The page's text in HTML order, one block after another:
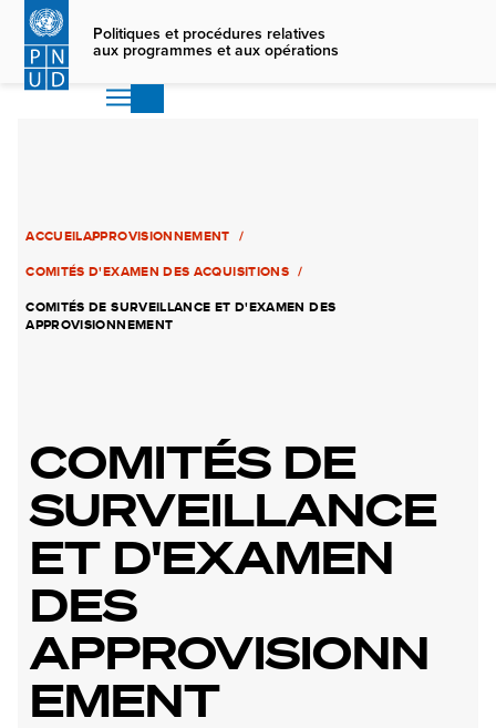
Skip
main
content
Politiques et procédures relatives
aux programmes et aux opérations
ACCUEILAPPROVISIONNEMENT
COMITÉS D'EXAMEN DES ACQUISITIONS
COMITÉS DE SURVEILLANCE ET D'EXAMEN DES
APPROVISIONNEMENT
COMITÉS DE
SURVEILLANCE
ET D'EXAMEN
DES
APPROVISIONN
EMENT